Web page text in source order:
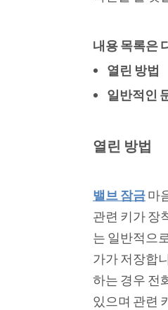
내용 목록은
열린 방법
일반적인
열린 방법
밸브 잠금마
관련 키가 장
는 일반적으
가가 저장합
하는 경우 전
있으며 관련